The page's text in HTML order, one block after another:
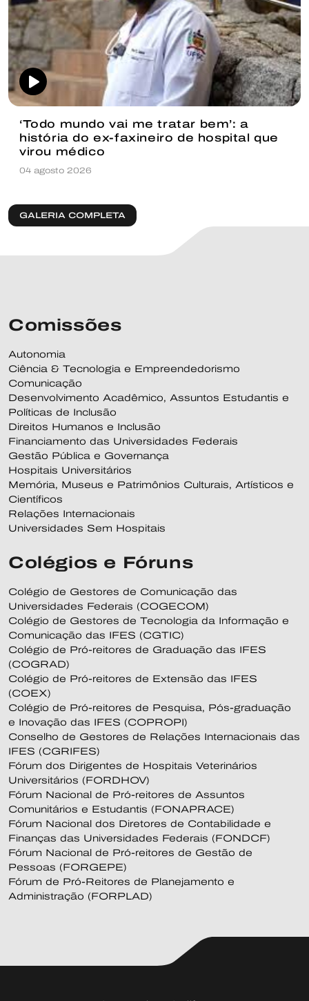
‘Todo mundo vai me tratar bem’: a
história do ex-faxineiro de hospital que
virou médico
04 agosto 2026
GALERIA COMPLETA
Comissões
Autonomia
Ciência & Tecnologia e Empreendedorismo
Comunicação
Desenvolvimento Acadêmico, Assuntos Estudantis e
Políticas de Inclusão
Direitos Humanos e Inclusão
Financiamento das Universidades Federais
Gestão Pública e Governança
Hospitais Universitários
Memória, Museus e Patrimônios Culturais, Artísticos e
Científicos
Relações Internacionais
Universidades Sem Hospitais
Colégios e Fóruns
Colégio de Gestores de Comunicação das
Universidades Federais (COGECOM)
Colégio de Gestores de Tecnologia da Informação e
Comunicação das IFES (CGTIC)
Colégio de Pró-reitores de Graduação das IFES
(COGRAD)
Colégio de Pró-reitores de Extensão das IFES
(COEX)
Colégio de Pró-reitores de Pesquisa, Pós-graduação
e Inovação das IFES (COPROPI)
Conselho de Gestores de Relações Internacionais das
IFES (CGRIFES)
Fórum dos Dirigentes de Hospitais Veterinários
Universitários (FORDHOV)
Fórum Nacional de Pró-reitores de Assuntos
Comunitários e Estudantis (FONAPRACE)
Fórum Nacional dos Diretores de Contabilidade e
Finanças das Universidades Federais (FONDCF)
Fórum Nacional de Pró-reitores de Gestão de
Pessoas (FORGEPE)
Fórum de Pró-Reitores de Planejamento e
Administração (FORPLAD)